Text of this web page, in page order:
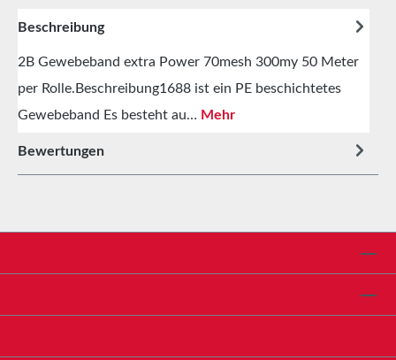
Beschreibung
2B Gewebeband extra Power 70mesh 300my 50 Meter
per Rolle.Beschreibung1688 ist ein PE beschichtetes
Gewebeband Es besteht au… Mehr
Bewertungen